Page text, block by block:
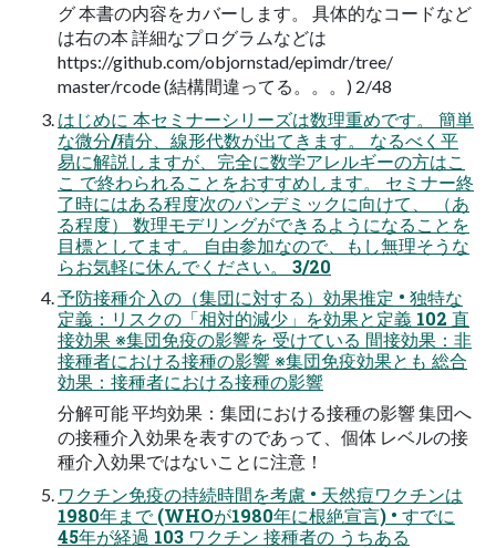
グ 本書の内容をカバーします。 具体的なコードなど
は右の本 詳細なプログラムなどは
https://github.com/objornstad/epimdr/tree/
master/rcode (結構間違ってる。。。) 2/48
はじめに 本セミナーシリーズは数理重めです。 簡単
な微分/積分、線形代数が出てきます。 なるべく平
易に解説しますが、完全に数学アレルギーの方はこ
こ で終わられることをおすすめします。 セミナー終
了時にはある程度次のパンデミックに向けて、 （あ
る程度） 数理モデリングができるようになることを
目標としてます。 自由参加なので、もし無理そうな
らお気軽に休んでください。 3/20
予防接種介入の（集団に対する）効果推定 • 独特な
定義：リスクの「相対的減少」を効果と定義 102 直
接効果 ※集団免疫の影響を 受けている 間接効果：非
接種者における接種の影響 ※集団免疫効果とも 総合
効果：接種者における接種の影響
分解可能 平均効果：集団における接種の影響 集団へ
の接種介入効果を表すのであって、個体 レベルの接
種介入効果ではないことに注意！
ワクチン免疫の持続時間を考慮 • 天然痘ワクチンは
1980年まで (WHOが1980年に根絶宣言) • すでに
45年が経過 103 ワクチン 接種者の うちある